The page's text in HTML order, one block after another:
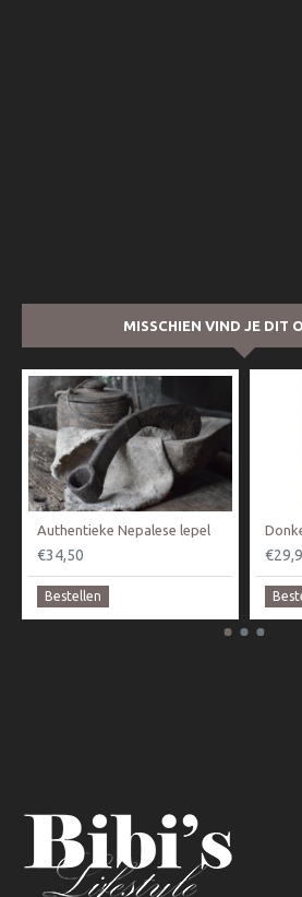
MISSCHIEN VIND JE DIT
Authentieke Nepalese lepel
€34,50
Bestellen